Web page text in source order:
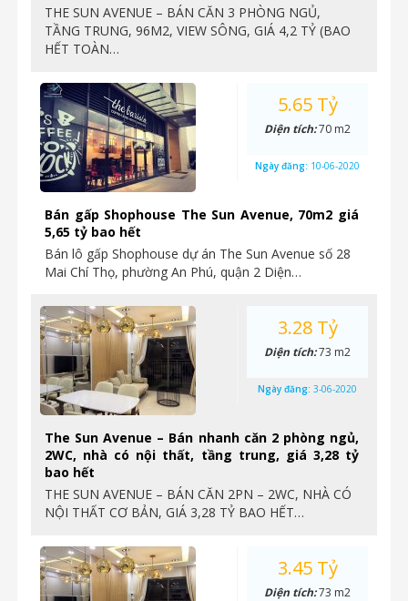
THE SUN AVENUE – BÁN CĂN 3 PHÒNG NGỦ,
TẦNG TRUNG, 96M2, VIEW SÔNG, GIÁ 4,2 TỶ (BAO
HẾT TOÀN…
Bán gấp Shophouse The Sun Avenue, 70m2 giá
5,65 tỷ bao hết
Bán lô gấp Shophouse dự án The Sun Avenue số 28
Mai Chí Thọ, phường An Phú, quận 2 Diện…
5.65 Tỷ
Diện tích:70 m2
Ngày đăng: 10-06-2020
The Sun Avenue – Bán nhanh căn 2 phòng ngủ,
2WC, nhà có nội thất, tầng trung, giá 3,28 tỷ
bao hết
THE SUN AVENUE – BÁN CĂN 2PN – 2WC, NHÀ CÓ
NỘI THẤT CƠ BẢN, GIÁ 3,28 TỶ BAO HẾT…
3.28 Tỷ
Diện tích:73 m2
Ngày đăng: 3-06-2020
3.45 Tỷ
Diện tích:73 m2